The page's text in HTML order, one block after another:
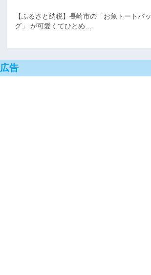
【ふるさと納税】長崎市の「お魚トートバッ
グ」 が可愛くてひとめ…
広告